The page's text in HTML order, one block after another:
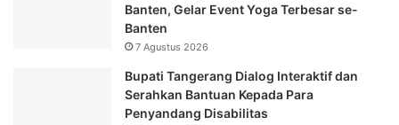
Banten, Gelar Event Yoga Terbesar se-
Banten
7 Agustus 2026
Bupati Tangerang Dialog Interaktif dan
Serahkan Bantuan Kepada Para
Penyandang Disabilitas